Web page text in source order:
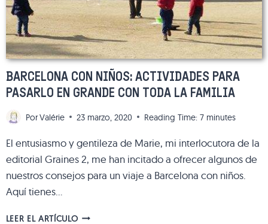
BARCELONA CON NIÑOS: ACTIVIDADES PARA
PASARLO EN GRANDE CON TODA LA FAMILIA
Por Valérie 23 marzo, 2020 Reading Time: 7 minutes
El entusiasmo y gentileza de Marie, mi interlocutora de la
editorial Graines 2, me han incitado a ofrecer algunos de
nuestros consejos para un viaje a Barcelona con niños.
Aquí tienes…
LEER EL ARTÍCULOBARCELONA